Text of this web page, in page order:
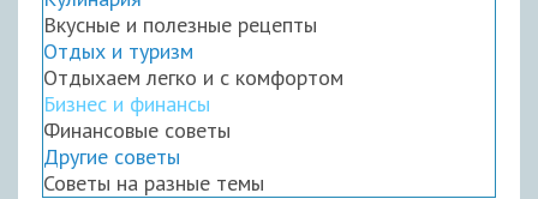
Вкусные и полезные рецепты
Отдых и туризм
Отдыхаем легко и с комфортом
Бизнес и финансы
Финансовые советы
Другие советы
Советы на разные темы